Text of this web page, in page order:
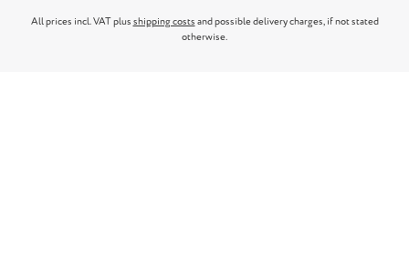
All prices incl. VAT plus shipping costs and possible delivery charges, if not stated
otherwise.